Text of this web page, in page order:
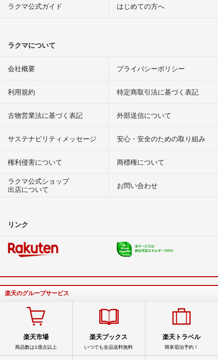
ラクマ公式ガイド はじめての方へ
ラクマについて
会社概要 プライバシーポリシー
利用規約 特定商取引法に基づく表記
古物営業法に基づく表記 外部送信について
サステナビリティメッセージ 安心・安全のための取り組み
権利侵害について
商標権について
ラクマ公式ショップ
出店について
お問い合わせ
リンク
楽天のグループサービス
楽天市場
商品数は1億点以上
楽天ブックス
いつでも全品送料無料
楽天トラベル
簡単宿泊予約！